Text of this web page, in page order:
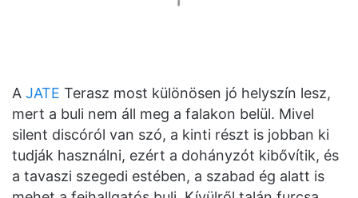
A JATE Terasz most különösen jó helyszín lesz,
mert a buli nem áll meg a falakon belül. Mivel
silent discóról van szó, a kinti részt is jobban ki
tudják használni, ezért a dohányzót kibővítik, és
a tavaszi szegedi estében, a szabad ég alatt is